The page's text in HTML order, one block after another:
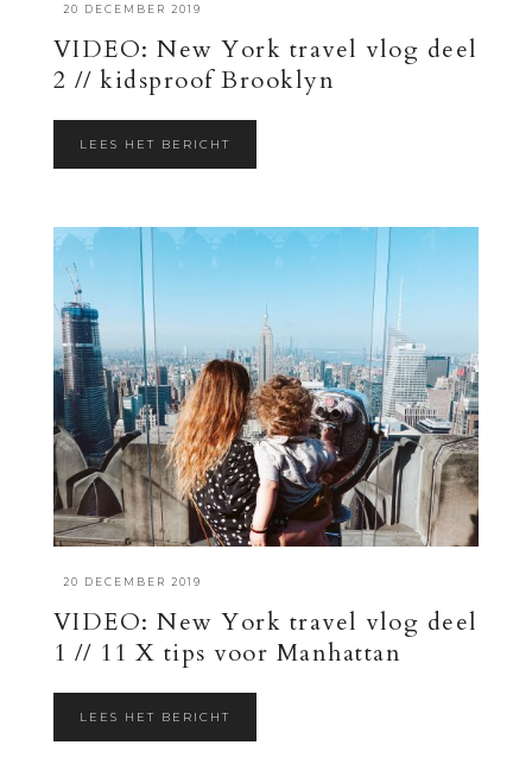
20 DECEMBER 2019
VIDEO: New York travel vlog deel
2 // kidsproof Brooklyn
LEES HET BERICHT
20 DECEMBER 2019
VIDEO: New York travel vlog deel
1 // 11 X tips voor Manhattan
LEES HET BERICHT